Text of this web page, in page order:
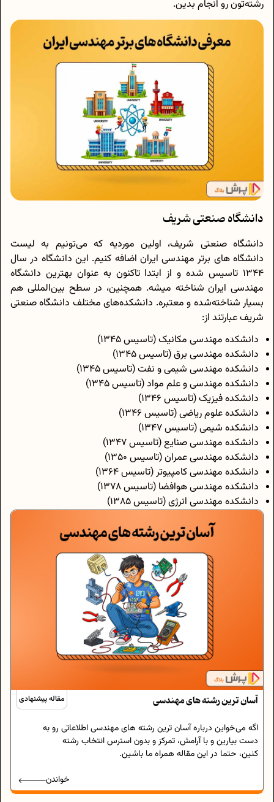
رشته‌تون رو انجام بدین.
دانشگاه صنعتی شریف
دانشگاه صنعتی شریف، اولین موردیه که می‌تونیم به لیست
دانشگاه های برتر مهندسی ایران اضافه کنیم. این دانشگاه در سال
1344 تاسیس شده و از ابتدا تاکنون به عنوان بهترین دانشگاه
مهندسی ایران شناخته میشه. همچنین، در سطح بین‌المللی هم
بسیار شناخته‌شده و معتبره. دانشکده‌های مختلف دانشگاه صنعتی
شریف عبارتند از:
دانشکده مهندسی مکانیک (تاسیس 1345)
دانشکده مهندسی برق (تاسیس 1345)
دانشکده مهندسی شیمی و نفت (تاسیس 1345)
دانشکده مهندسی و علم مواد (تاسیس 1345)
دانشکده فیزیک (تاسیس 1346)
دانشکده علوم ریاضی (تاسیس 1346)
دانشکده شیمی (تاسیس 1347)
دانشکده مهندسی صنایع (تاسیس 1347)
دانشکده مهندسی عمران (تاسیس 1350)
دانشکده مهندسی کامپیوتر (تاسیس 1364)
دانشکده مهندسی هوافضا (تاسیس 1378)
دانشکده مهندسی انرژی (تاسیس 1385)
مقاله پیشنهادی آسان ترین رشته های مهندسی
اگه می‌خواین درباره آسان ترین رشته های مهندسی اطلاعاتی رو به
دست بیارین و با آرامش، تمرکز و بدون استرس انتخاب رشته
کنین، حتما در این مقاله همراه ما باشین.
خواندن